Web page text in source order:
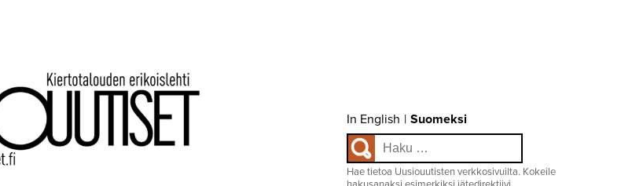
Choose
language
Valitse
kieli:
In English | Suomeksi
Haku:
Hae tietoa Uusiouutisten verkkosivuilta. Kokeile